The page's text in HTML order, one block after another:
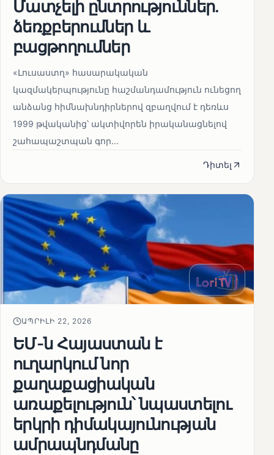
Մատչելի ընտրություններ.
ձեռքբերումներ և
բացթողումներ
«Լուսաստղ» հասարակական
կազմակերպությունը հաշմանդամություն ունեցող
անձանց հիմնախնդիրներով զբաղվում է դեռևս
1999 թվականից՝ ակտիվորեն իրականացնելով
շահապաշտպան գոր...
Դիտել
ԱՊՐԻԼԻ 22, 2026
ԵՄ-ն Հայաստան է
ուղարկում նոր
քաղաքացիական
առաքելություն՝ նպաստելու
երկրի դիմակայունության
ամրապնդմանը